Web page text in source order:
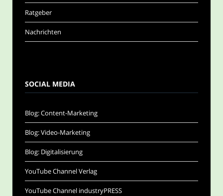
Ratgeber
Nachrichten
SOCIAL MEDIA
Blog: Content-Marketing
Blog: Video-Marketing
Blog: Digitalisierung
YouTube Channel Verlag
YouTube Channel industryPRESS